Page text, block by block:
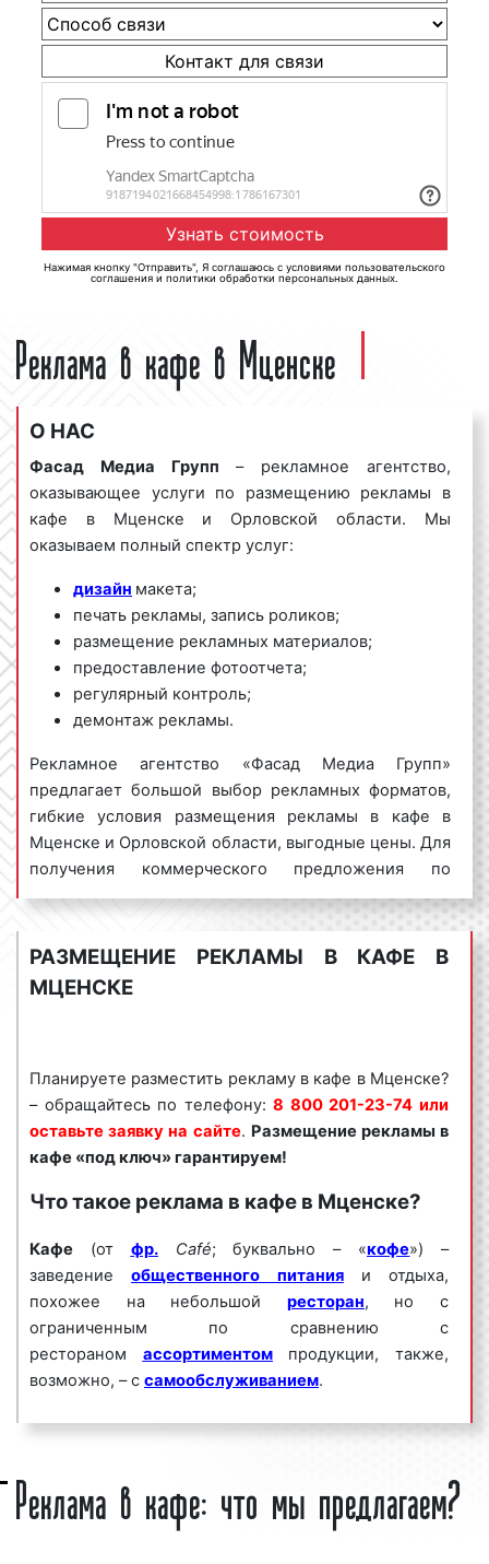
Нажимая кнопку "Отправить", Я соглашаюсь с условиями пользовательского
соглашения и политики обработки персональных данных
Реклама в кафе в Мценске
О НАС
Фасад Медиа Групп – рекламное агентство,
оказывающее услуги по размещению рекламы в
кафе в Мценске и Орловской области. Мы
оказываем полный спектр услуг:
дизайн макета;
печать рекламы, запись роликов;
размещение рекламных материалов;
предоставление фотоотчета;
регулярный контроль;
демонтаж рекламы.
Рекламное агентство «Фасад Медиа Групп»
предлагает большой выбор рекламных форматов,
гибкие условия размещения рекламы в кафе в
Мценске и Орловской области, выгодные цены. Для
получения коммерческого предложения по
размещению рекламы в кафе в Мценске
8 800 201-23-74
или оставьте заявку на сайте
.
Размещение
рекламы вкафе
Востребованность рекламы в кафе объясняется
целым рядом факторов:
высокаячастота контактов;
массовый охват аудитории;
разнообразие рекламных форматов;
непрерывное воздействие на целевую
аудиторию;
низкие цены и регулярные скидки.
Реклама в кафе является эффективным средством
для увеличения потока клиентов и повышения
процента продаж. Многие клиенты нашего
рекламного агентства используют рекламу в кафе
на постоянной основе, добиваясь при этом высоких
Мы сопровождаем
по всей
России: планируем этапы проведения рекламных
РАЗМЕЩЕНИЕ РЕКЛАМЫ В КАФЕ В
МЦЕНСКЕ
Планируете разместить рекламу в кафе в Мценске?
– обращайтесь по телефону:8 800 201-23-74 или
оставьте заявку на сайте. Размещение рекламы в
кафе «под ключ» гарантируем!
Что такое реклама в кафе в Мценске?
Кафе (от фр. Café; буквально – «кофе») –
заведениеобщественного питанияи отдыха,
похожее на небольшой ресторан, но с
ограниченным по сравнению с
рестораном ассортиментомпродукции, также,
возможно, – с самообслуживанием.
По ассортименту реализуемой продукции
кафе-бар, интернет-кафе;
Реклама в кафе: что мы предлагаем?